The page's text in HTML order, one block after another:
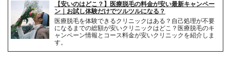
解約事務手数料 無料
【安いのはどこ？】医療脱毛の料金が安い最新キャンペー
ン｜お試し体験だけでツルツルになる？
医療脱毛を体験できるクリニックはある？自己処理が不要
になるまでの総額が安いクリニックはどこ？医療脱毛のキ
ャンペーン情報とコース料金が安いクリニックを紹介しま
す。